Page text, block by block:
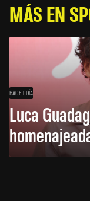
MÁS EN
HACE 1 DÍA
Luca